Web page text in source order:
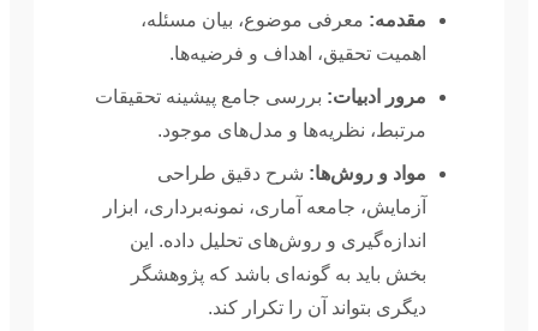
مقدمه: معرفی موضوع، بیان مسئله،
اهمیت تحقیق، اهداف و فرضیه‌ها.
مرور ادبیات: بررسی جامع پیشینه تحقیقات
مرتبط، نظریه‌ها و مدل‌های موجود.
مواد و روش‌ها: شرح دقیق طراحی
آزمایش، جامعه آماری، نمونه‌برداری، ابزار
اندازه‌گیری و روش‌های تحلیل داده. این
بخش باید به گونه‌ای باشد که پژوهشگر
دیگری بتواند آن را تکرار کند.